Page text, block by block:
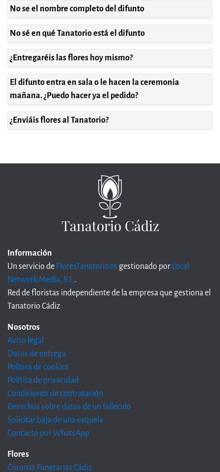
No se el nombre completo del difunto
No sé en qué Tanatorio está el difunto
¿Entregaréis las flores hoy mismo?
El difunto entra en sala o le hacen la ceremonia
mañana. ¿Puedo hacer ya el pedido?
¿Enviáis flores al Tanatorio?
Tanatorio Cádiz
Información
Un servicio de FloresTanatorio.es gestionado por Local
Network Media, S.L..
Red de floristas independiente de la empresa que gestiona el
Tanatorio Cádiz
Nosotros
Aviso legal
Datos de entrega
Política de cookies
Política de privacidad
Condiciones de contratación
Derechos sobre datos de un fallecido
Solicitar baja de una esquela
Contacto por WhatsApp
Flores
Coronas Funerarias Cádiz